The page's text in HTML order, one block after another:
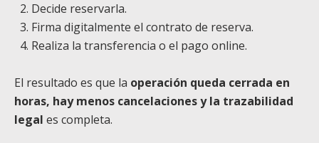
Decide reservarla.
Firma digitalmente el contrato de reserva.
Realiza la transferencia o el pago online.
El resultado es que la operación queda cerrada en
horas, hay menos cancelaciones y la trazabilidad
legal es completa.